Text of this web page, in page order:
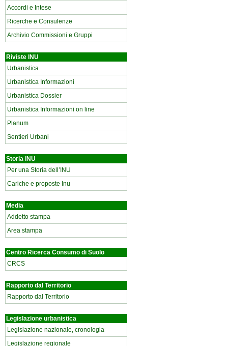
Accordi e Intese
Ricerche e Consulenze
Archivio Commissioni e Gruppi
Riviste INU
Urbanistica
Urbanistica Informazioni
Urbanistica Dossier
Urbanistica Informazioni on line
Planum
Sentieri Urbani
Storia INU
Per una Storia dell’INU
Cariche e proposte Inu
Media
Addetto stampa
Area stampa
Centro Ricerca Consumo di Suolo
CRCS
Rapporto dal Territorio
Rapporto dal Territorio
Legislazione urbanistica
Legislazione nazionale, cronologia
Legislazione regionale